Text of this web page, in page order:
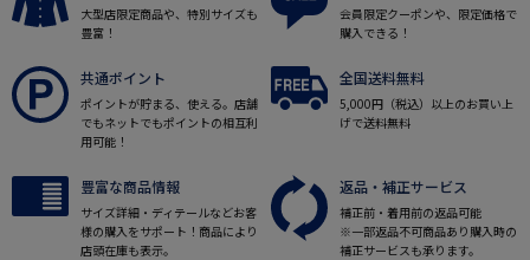
大型店限定商品や、特別サイズも
豊富！
会員限定クーポンや、限定価格で
購入できる！
共通ポイント
ポイントが貯まる、使える。店舗
でもネットでもポイントの相互利
用可能！
全国送料無料
5,000円（税込）以上のお買い上
げで送料無料
豊富な商品情報
サイズ詳細・ディテールなどお客
様の購入をサポート！商品により
店頭在庫も表示。
返品・補正サービス
補正前・着用前の返品可能
※一部返品不可商品あり購入時の
補正サービスも承ります。